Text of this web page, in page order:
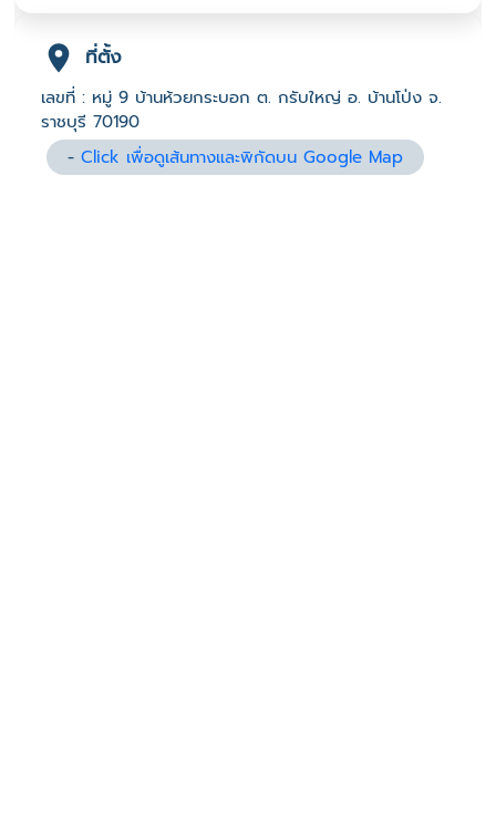
ที่ตั้ง
เลขที่ : หมู่ 9 บ้านห้วยกระบอก ต. กรับใหญ่ อ. บ้านโป่ง จ.
ราชบุรี 70190
-Click เพื่อดูเส้นทางและพิกัดบน Google Map